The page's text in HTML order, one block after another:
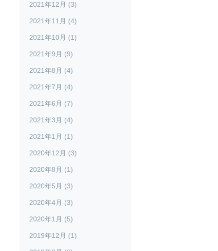
2021年12月 (3)
2021年11月 (4)
2021年10月 (1)
2021年9月 (9)
2021年8月 (4)
2021年7月 (4)
2021年6月 (7)
2021年3月 (4)
2021年1月 (1)
2020年12月 (3)
2020年8月 (1)
2020年5月 (3)
2020年4月 (3)
2020年1月 (5)
2019年12月 (1)